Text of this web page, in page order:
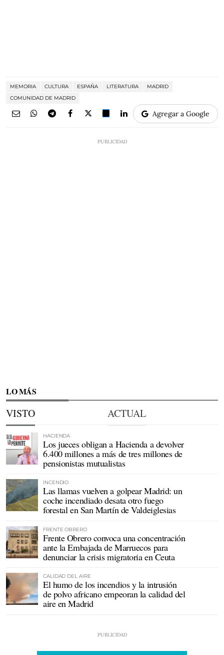
MEMORIA CULTURA ESPAÑA LITERATURA
MADRID
COMUNIDAD DE MADRID
Agregar a Google
LO MÁS
VISTO ACTUAL
HACIENDA
Los jueces obligan a Hacienda a devolver
6.400 millones a más de tres millones de
pensionistas mutualistas
INCENDIO
Las llamas vuelven a golpear Madrid: un
coche incendiado desata otro fuego
forestal en San Martín de Valdeiglesias
FRENTE OBRERO
Frente Obrero convoca una concentración
ante la Embajada de Marruecos para
denunciar la crisis migratoria en Ceuta
CALIDAD DEL AIRE
El humo de los incendios y la intrusión
de polvo africano empeoran la calidad del
aire en Madrid